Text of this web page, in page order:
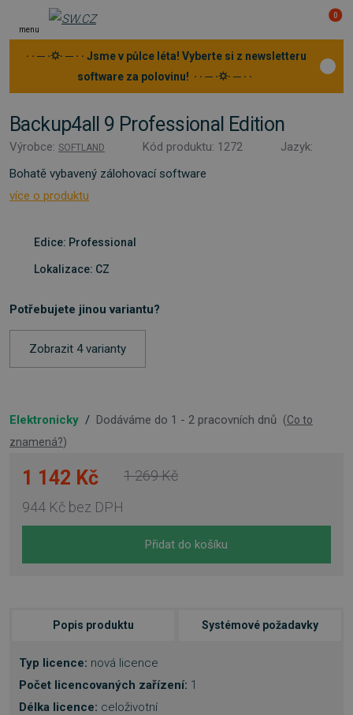
menu
0
· · ─ ·⛭· ─ · · Jsme v půlce léta! Vyberte si z newsletteru
software za polovinu! · · ─ ·⛭· ─ · ·
Backup4all 9 Professional Edition
Výrobce: SOFTLAND Kód produktu: 1272
Jazyk:
Bohatě vybavený zálohovací software
více o produktu
Edice: Professional
Lokalizace: CZ
Potřebujete jinou variantu?
Zobrazit 4 varianty
Elektronicky / Dodáváme do 1 - 2 pracovních dnů (Co to
znamená?)
1 142 Kč
944 Kč bez DPH
1 269 Kč
Přidat do košíku
Popis produktu Systémové požadavky
Typ licence: nová licence
Počet licencovaných zařízení: 1
Délka licence: celoživotní